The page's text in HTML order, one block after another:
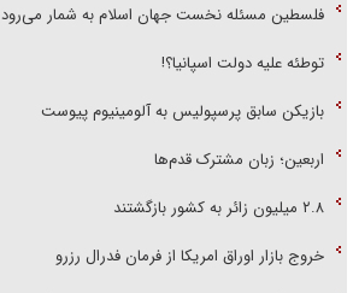
فلسطین مسئله نخست جهان اسلام به شمار می‌رود
توطئه علیه دولت اسپانیا؟!
بازیکن سابق پرسپولیس به آلومینیوم پیوست
اربعین؛ زبان مشترک قدم‌ها
۲.۸ میلیون زائر به کشور بازگشتند
خروج بازار اوراق امریکا از فرمان فدرال رزرو